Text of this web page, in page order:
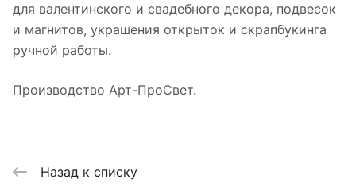
для валентинского и свадебного декора, подвесок
и магнитов, украшения открыток и скрапбукинга
ручной работы.
Производство Арт-ПроСвет.
Назад к списку